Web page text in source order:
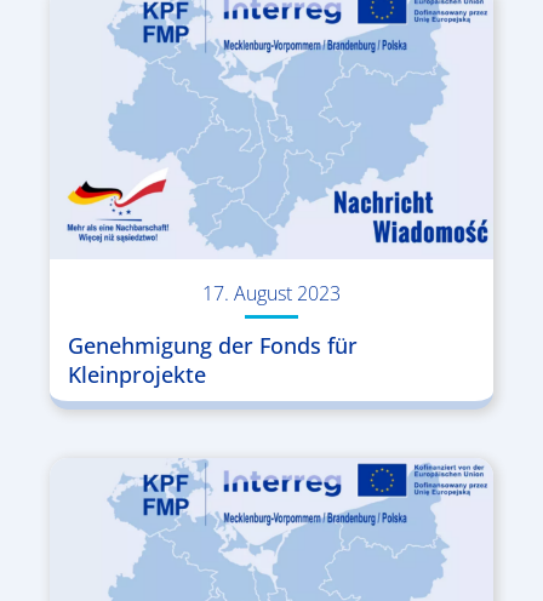
17. August 2023
Genehmigung der Fonds für
Kleinprojekte